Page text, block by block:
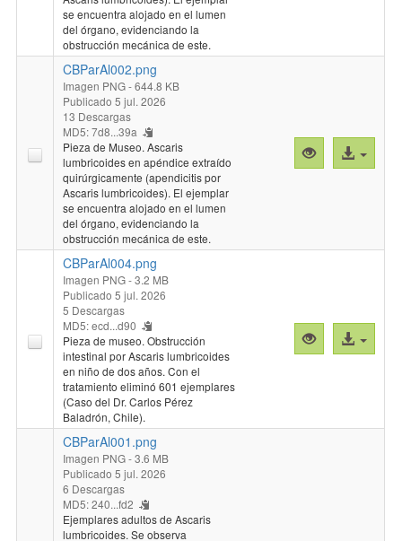
se encuentra alojado en el lumen
del órgano, evidenciando la
obstrucción mecánica de este.
CBParAl002.png
Imagen PNG- 644.8 KB
Publicado 5 jul. 2026
13 Descargas
MD5: 7d8...39a
Pieza de Museo. Ascaris
lumbricoides en apéndice extraído
quirúrgicamente (apendicitis por
Ascaris lumbricoides). El ejemplar
se encuentra alojado en el lumen
del órgano, evidenciando la
obstrucción mecánica de este.
Vista
previa
Acceso
al
CBParAl004.png
Imagen PNG- 3.2 MB
Publicado 5 jul. 2026
5 Descargas
MD5: ecd...d90
Pieza de museo. Obstrucción
intestinal por Ascaris lumbricoides
en niño de dos años. Con el
tratamiento eliminó 601 ejemplares
(Caso del Dr. Carlos Pérez
Baladrón, Chile).
Vista
previa
Acceso
al
CBParAl001.png
Imagen PNG- 3.6 MB
Publicado 5 jul. 2026
6 Descargas
MD5: 240...fd2
Ejemplares adultos de Ascaris
lumbricoides. Se observa